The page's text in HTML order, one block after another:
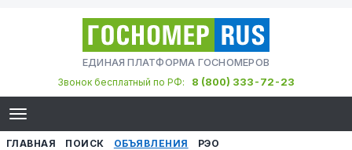
ЕДИНАЯ ПЛАТФОРМА ГОСНОМЕРОВ
Звонок бесплатный по РФ:
8 (800) 333-72-23
ГЛАВНАЯ ПОИСК ОБЪЯВЛЕНИЯ РЭО